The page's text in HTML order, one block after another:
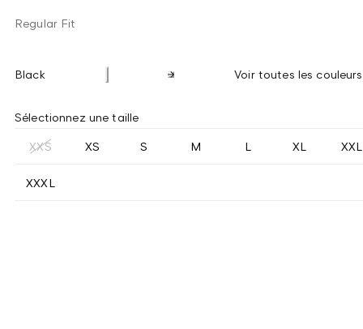
Regular Fit
Black Voir toutes les
Sélectionnez une taille
XXS XS S M L XL XXL
XXXL